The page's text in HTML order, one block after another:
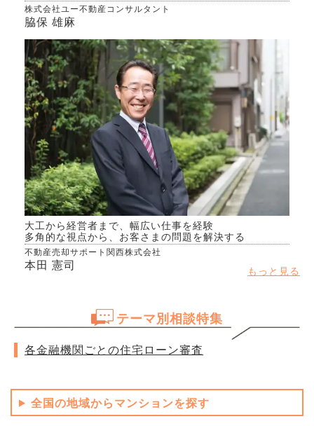
株式会社ユー不動産コンサルタント
脇保 雄麻
大工から経営者まで、幅広い仕事を経験
多角的な視点から、お客さまの問題を解決する
不動産売却サポート関西株式会社
本田 憲司 もっと見る
テーマ別相談特集
各金融機関ごとの住宅ローン審査
全国の地域からマンションを探す